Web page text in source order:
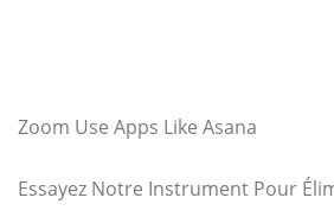
Zoom Use Apps Like Asana
Essayez Notre Instrument Pour